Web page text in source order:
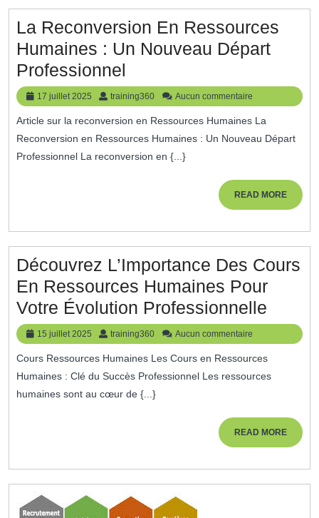
Sans
Frais
La Reconversion En Ressources
Humaines : Un Nouveau Départ
Professionnel
Reconversion
En
Ressources
Humaines
Professionnel
17 juillet 2025
17
juillet
2025
training360 training360
Aucun commentaire
Article sur la reconversion en Ressources Humaines La
Reconversion en Ressources Humaines : Un Nouveau Départ
Professionnel La reconversion en {...}
READ MOREREAD
MORE
Découvrez L’Importance Des Cours
En Ressources Humaines Pour
Votre Évolution Professionnelle
Des
Cours
15 juillet 2025
15
juillet
2025
training360 training360
Aucun commentaire
Cours Ressources Humaines Les Cours en Ressources
Humaines : Clé du Succès Professionnel Les ressources
humaines sont au cœur de {...}
READ MOREREAD
MORE